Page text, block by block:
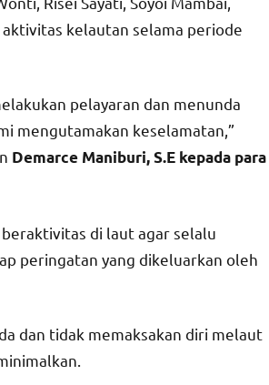
kelautan selama periode
pelayaran dan menunda
mengutamakan keselamatan,”
Demarce Maniburi, S.E kepada para
di laut agar selalu
peringatan yang dikeluarkan oleh
dan tidak memaksakan diri melaut